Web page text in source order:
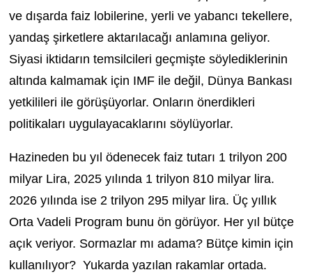
ve dışarda faiz lobilerine, yerli ve yabancı tekellere,
yandaş şirketlere aktarılacağı anlamına geliyor.
Siyasi iktidarın temsilcileri geçmişte söylediklerinin
altında kalmamak için IMF ile değil, Dünya Bankası
yetkilileri ile görüşüyorlar. Onların önerdikleri
politikaları uygulayacaklarını söylüyorlar.
Hazineden bu yıl ödenecek faiz tutarı 1 trilyon 200
milyar Lira, 2025 yılında 1 trilyon 810 milyar lira.
2026 yılında ise 2 trilyon 295 milyar lira. Üç yıllık
Orta Vadeli Program bunu ön görüyor. Her yıl bütçe
açık veriyor. Sormazlar mı adama? Bütçe kimin için
kullanılıyor? Yukarda yazılan rakamlar ortada.